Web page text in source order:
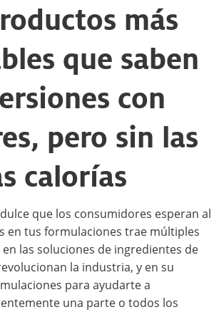
más
que saben
con
pero sin las
calorías
que los consumidores esperan al
en tus formulaciones trae múltiples
en las soluciones de ingredientes de
la industria, y en su
para ayudarte a
una parte o todos los